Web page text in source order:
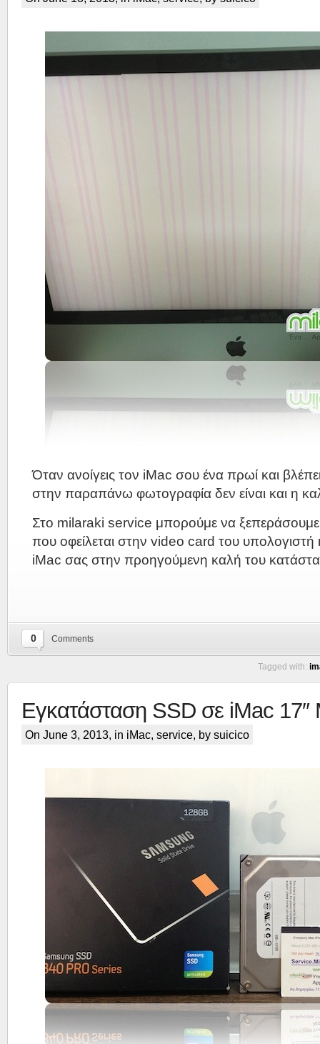
Όταν ανοίγεις τον iMac σου ένα πρωί και
στην παραπάνω φωτογραφία δεν είναι και η
Στο milaraki service μπορούμε να
που οφείλεται στην video card του υπολογιστή
iMac σας στην προηγούμενη καλή του
0 Comments
Tagged with:
Εγκατάσταση SSD σε iMac 17″
On June 3, 2013, in iMac, service, by suicico